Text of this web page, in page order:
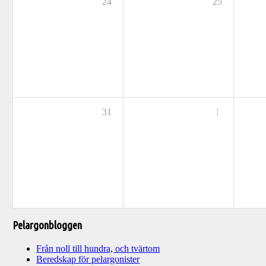
31 1
Pelargonbloggen
Från noll till hundra, och tvärtom
Beredskap för pelargonister